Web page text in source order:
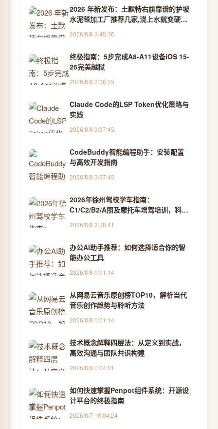
2026 年新发布：土默特右旗靠谱的护坡
水泥毯加工厂推荐几家,浇上水就变硬的
题？-国晨环保 - 行业推荐【认证官】
2026/8/8 3:40:36
终极指南：5步完成A8-A11设备iOS 15-
26完美越狱
2026/8/8 3:38:25
Claude Code的LSP Token优化策略与
实践
2026/8/8 3:37:45
CodeBuddy智能编程助手：安装配置
与高效开发指南
2026/8/8 3:37:45
2026年徐州驾校学车指南：
C1/C2/B2/A照及摩托车增驾培训，科目
优企名品
2026/8/8 3:38:41
办公AI助手推荐：如何选择适合你的智
能办公工具
2026/8/8 0:01:14
从网易云音乐原创榜TOP10，解析当代
音乐创作趋势与聆听方法
2026/8/8 0:01:14
技术概念解释四层法：从定义到实战，
高效沟通与团队共识构建
2026/8/8 0:04:01
如何快速掌握Penpot组件系统：开源设
计平台的终极指南
2026/8/7 18:04:24